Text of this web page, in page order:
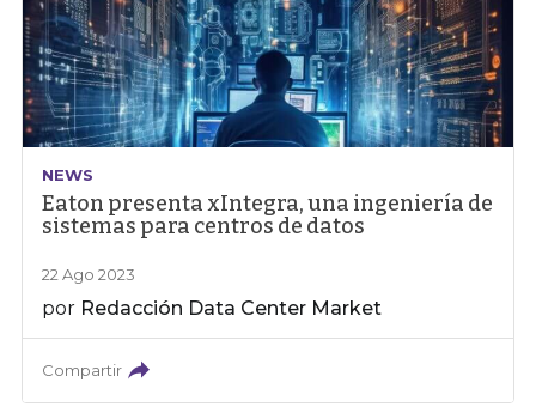
NEWS
Eaton presenta xIntegra, una ingeniería de
sistemas para centros de datos
22 Ago 2023
por Redacción Data Center Market
Compartir